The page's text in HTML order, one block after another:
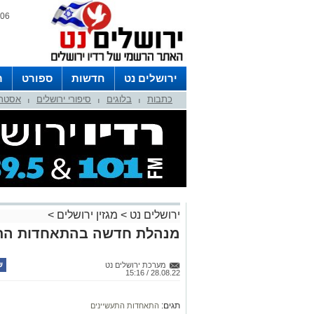
06 אוגוסט 2026 / 05:14
ירושלים נט חדשות ספורט
לפרסום ברדיו צרו קשר
לוח כתבות בלוגים סיפורי ירושלים
ירושלים נט > מגזין ירושלים >
מנהלת חדשה בהתאחדות
מערכת ירושלים נט
28.08.22 / 15:16
תגים: התאחדות התעשיינים